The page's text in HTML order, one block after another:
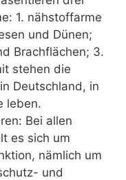
1. nähstoffarme
und Dünen;
Brachflächen; 3.
stehen die
Deutschland, in
leben.
Bei allen
es sich um
nämlich um
und